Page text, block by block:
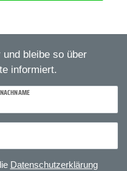
bleibe so über
informiert.
NACHNAME
Daten­schutz­erklärung